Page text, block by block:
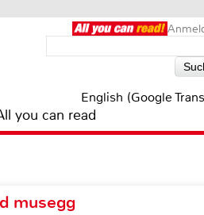
English (Google
you can read
musegg